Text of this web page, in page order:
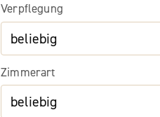
Verpflegung
Zimmerart